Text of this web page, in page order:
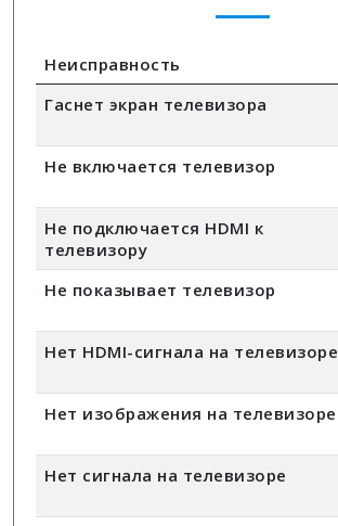
Неисправность
Гаснет экран телевизора
Не включается телевизор
Не подключается HDMI к
телевизору
Не показывает телевизор
Нет HDMI-сигнала на телевизоре
Нет изображения на телевизоре
Нет сигнала на телевизоре